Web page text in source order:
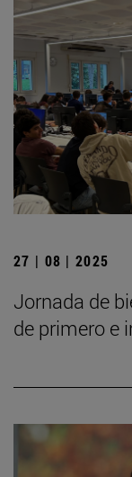
27 | 08 | 2025
Jornada de
de primero e